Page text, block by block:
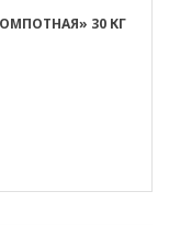
30 КГ